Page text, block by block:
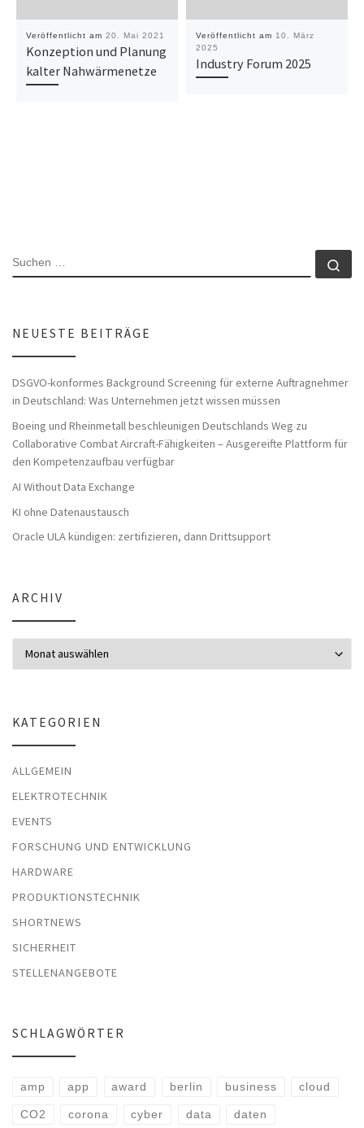
Veröffentlicht am 20. Mai 2021
Konzeption und Planung
kalter Nahwärmenetze
Veröffentlicht am 10. März
2025
Industry Forum 2025
SUCHE
NEUESTE BEITRÄGE
DSGVO-konformes Background Screening für externe Auftragnehmer
in Deutschland: Was Unternehmen jetzt wissen müssen
Boeing und Rheinmetall beschleunigen Deutschlands Weg zu
Collaborative Combat Aircraft-Fähigkeiten – Ausgereifte Plattform für
den Kompetenzaufbau verfügbar
AI Without Data Exchange
KI ohne Datenaustausch
Oracle ULA kündigen: zertifizieren, dann Drittsupport
ARCHIV
KATEGORIEN
ALLGEMEIN
ELEKTROTECHNIK
EVENTS
FORSCHUNG UND ENTWICKLUNG
HARDWARE
PRODUKTIONSTECHNIK
SHORTNEWS
SICHERHEIT
STELLENANGEBOTE
SCHLAGWÖRTER
amp app award berlin business cloud
CO2 corona cyber data daten